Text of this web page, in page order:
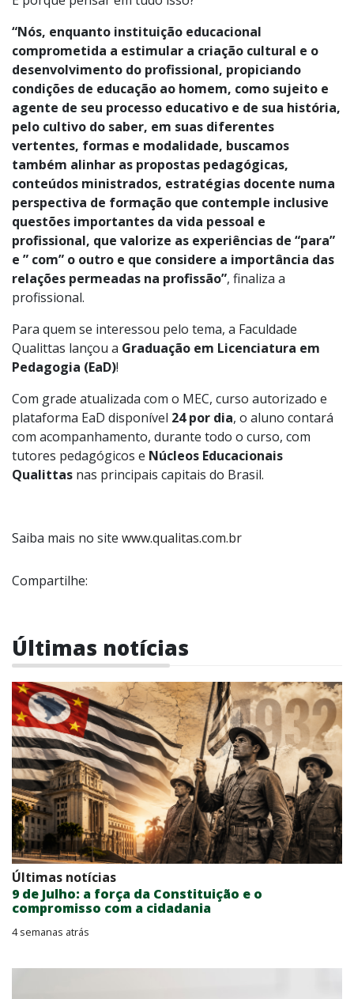
“Nós, enquanto instituição educacional
comprometida a estimular a criação cultural e o
desenvolvimento do profissional, propiciando
condições de educação ao homem, como sujeito e
agente de seu processo educativo e de sua história,
pelo cultivo do saber, em suas diferentes
vertentes, formas e modalidade, buscamos
também alinhar as propostas pedagógicas,
conteúdos ministrados, estratégias docente numa
perspectiva de formação que contemple inclusive
questões importantes da vida pessoal e
profissional, que valorize as experiências de “para”
e ” com” o outro e que considere a importância das
relações permeadas na profissão”, finaliza a
profissional.
Para quem se interessou pelo tema, a Faculdade
Qualittas lançou a Graduação em Licenciatura em
Pedagogia (EaD)!
Com grade atualizada com o MEC, curso autorizado e
plataforma EaD disponível 24 por dia, o aluno contará
com acompanhamento, durante todo o curso, com
tutores pedagógicos e Núcleos Educacionais
Qualittas nas principais capitais do Brasil.
Saiba mais no site www.qualitas.com.br
Compartilhe:
Últimas notícias
Últimas notícias
9 de Julho: a força da Constituição e o
compromisso com a cidadania
4 semanas atrás